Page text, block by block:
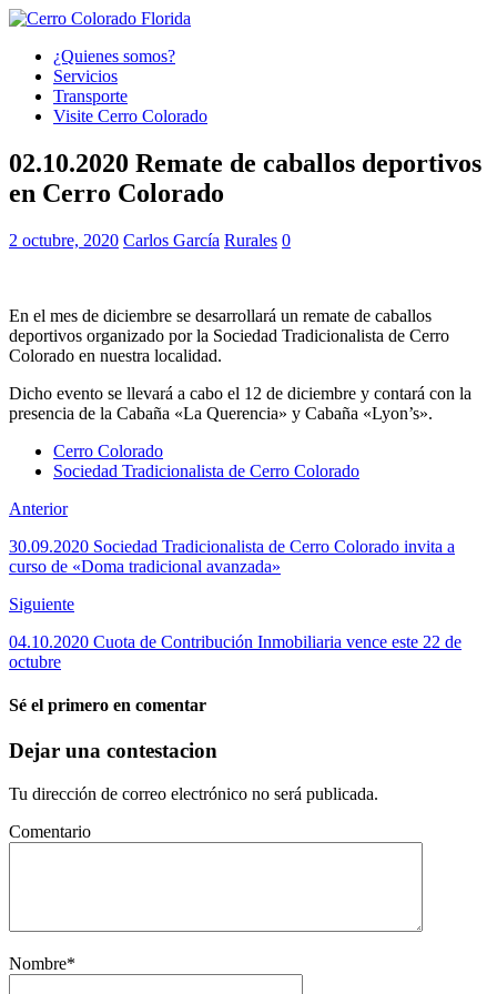
¿Quienes somos?
Servicios
Transporte
Visite Cerro Colorado
02.10.2020 Remate de caballos deportivos
en Cerro Colorado
2 octubre, 2020 Carlos García Rurales 0
En el mes de diciembre se desarrollará un remate de caballos
deportivos organizado por la Sociedad Tradicionalista de Cerro
Colorado en nuestra localidad.
Dicho evento se llevará a cabo el 12 de diciembre y contará con la
presencia de la Cabaña «La Querencia» y Cabaña «Lyon’s».
Cerro Colorado
Sociedad Tradicionalista de Cerro Colorado
Anterior
30.09.2020 Sociedad Tradicionalista de Cerro Colorado invita a
curso de «Doma tradicional avanzada»
Siguiente
04.10.2020 Cuota de Contribución Inmobiliaria vence este 22 de
octubre
Sé el primero en comentar
Dejar una contestacion
Tu dirección de correo electrónico no será publicada.
Comentario
Nombre*